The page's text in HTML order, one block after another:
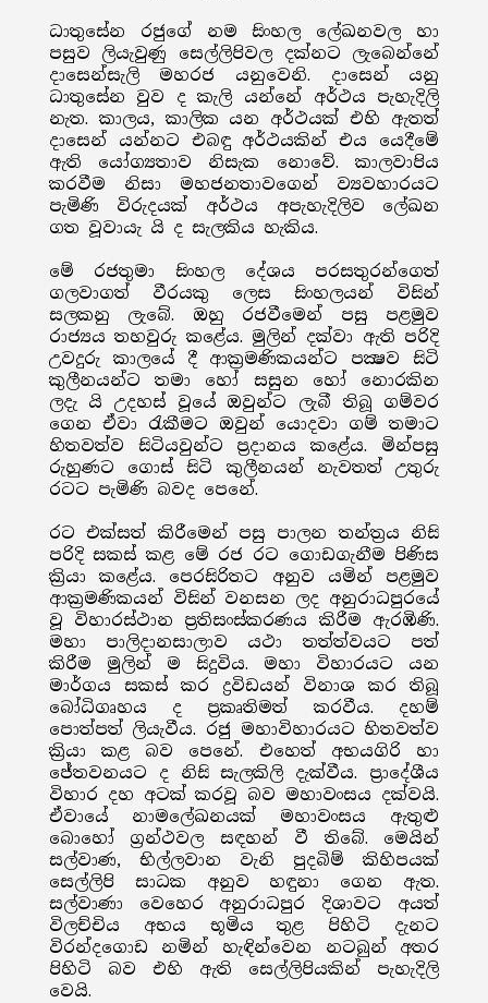
ධාතුසේන රජුගේ නම සිංහල ලේඛනවල හා
පසුව ලියැවුණු සෙල්ලිපිවල දක්නට ලැබෙන්නේ
දාසෙන්සැලි මහරජ යනුවෙනි. දාසෙන් යනු
ධාතුසේන වුව ද කැලි යන්නේ අර්ථය පැහැදිලි
නැත. කාලය, කාලික යන අර්ථයක් එහි ඇතත්
දාසෙන් යන්නට එබඳු අර්ථයකින් එය යෙදීමේ
ඇති යෝග්‍යතාව නිසැක නොවේ. කාලවාපිය
කරවීම නිසා මහජනතාවගෙන් ව්‍යවහාරයට
පැමිණි විරුදයක් අර්ථය අපැහැදිලිව ලේඛන
ගත වූවායැ යි ද සැලකිය හැකිය.
මේ රජතුමා සිංහල දේශය පරසතුරන්ගෙත්
ගලවාගත් වීරයකු ලෙස සිංහලයන් විසින්
සලකනු ලැබේ. ඔහු රජවීමෙන් පසු පළමුව
රාජ්‍යය තහවුරු කළේය. මුලින් දක්වා ඇති පරිදි
උවදුරු කාලයේ දී ආක්‍රමණිකයන්ට පක්‍ෂව සිටි
කුලීනයන්ට තමා හෝ සසුන හෝ නොරකින
ලදැ යි උදහස් වූයේ ඔවුන්ට ලැබී තිබූ ගම්වර
ගෙන ඒවා රැකීමට ඔවුන් යොදවා ගම් තමාට
හිතවත්ව සිටියවුන්ට ප්‍රදානය කළේය. මින්පසු
රුහුණට ගොස් සිටි කුලීනයන් නැවතත් උතුරු
රටට පැමිණි බවද පෙනේ.
රට එක්සත් කිරීමෙන් පසු පාලන තන්ත්‍රය නිසි
පරිදි සකස් කළ මේ රජ රට ගොඩගැනීම පිණිස
ක්‍රියා කළේය. පෙරසිරිතට අනුව යමින් පළමුව
ආක්‍රමණිකයන් විසින් වනසන ලද අනුරාධපුරයේ
වූ විහාරස්ථාන ප්‍රතිසංස්කරණය කිරීම ඇරඹිණි.
මහා පාලිදානසාලාව යථා තත්ත්වයට පත්
කිරීම මුලින් ම සිදුවිය. මහා විහාරයට යන
මාර්ගය සකස් කර ද්‍රවිඩයන් විනාශ කර තිබූ
බෝධිගෘහය ද ප්‍රකෘතිමත් කරවීය. දහම්
පොත්පත් ලියැවීය. රජු මහාවිහාරයට හිතවත්ව
ක්‍රියා කළ බව පෙනේ. එහෙත් අභයගිරි හා
ජේතවනයට ද නිසි සැලකිලි දැක්වීය. ප්‍රාදේශීය
විහාර දහ අටක් කරවූ බව මහාවංසය දක්වයි.
ඒවායේ නාමලේඛනයක් මහාවංසය ඇතුළු
බොහෝ ග්‍රන්ථවල සඳහන් වී තිබේ. මෙයින්
සල්වාණ, භිල්ලවාන වැනි පුදබිම් කිහිපයක්
සෙල්ලිපි සාධක අනුව හඳුනා ගෙන ඇත.
සල්වාණා වෙහෙර අනුරාධපුර දිශාවට අයත්
විලච්චිය අභය භූමිය තුළ පිහිටි දැනට
විරන්දගොඩ නමින් හැඳින්වෙන නටබුන් අතර
පිහිටි බව එහි ඇති සෙල්ලිපියකින් පැහැදිලි
වෙයි.